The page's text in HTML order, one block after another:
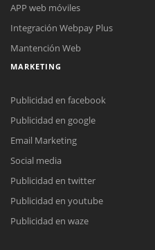
Meet para
Todos nuestros ejecutivos están
APP web móviles
Integración Webpay Plus
Mantención Web
MARKETING
Publicidad en facebook
Publicidad en google
Email Marketing
Social media
Publicidad en twitter
Publicidad en youtube
Publicidad en waze